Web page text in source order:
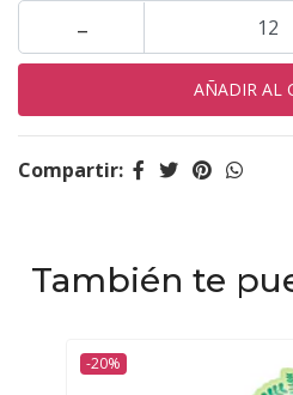
-
Compartir:
También te
-20%